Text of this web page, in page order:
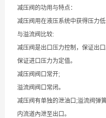
减压阀的功用与特点：
减压阀用在液压系统中获得压力
与溢流阀比较:
减压阀是出口压力控制，保证出
保证进口压力为定值。
减压阀阀口常开;
溢流阀阀口常闭。
减压阀有单独的泄油口;溢流阀弹
内流道內泄至出口。